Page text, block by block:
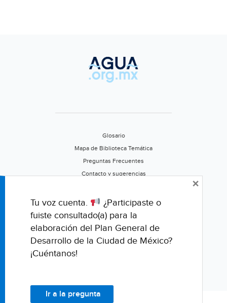
sureste
Glosario
Mapa de Biblioteca Temática
Preguntas Frecuentes
Contacto y sugerencias
Califica este portal
Tu voz cuenta.
¿Participaste o
fuiste consultado(a) para la
elaboración del Plan General de
Desarrollo de la Ciudad de México?
¡Cuéntanos!
Ir a la pregunta
×